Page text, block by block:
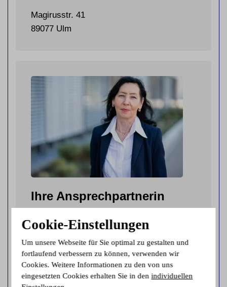
Magirusstr. 41
89077 Ulm
Ihre Ansprechpartnerin
Frau Zimmermann
E-Mail:
r.zimmermann@pro-di.net
Cookie-Einstellungen
Um unsere Webseite für Sie optimal zu gestalten und
fortlaufend verbessern zu können, verwenden wir
Cookies. Weitere Informationen zu den von uns
eingesetzten Cookies erhalten Sie in denindividuellen